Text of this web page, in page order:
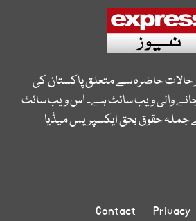
حالات حاضرہ سے متعلق پاکستان کی
والی ویب سائٹ ہے۔ اس ویب سائٹ
جملہ حقوق بحق ایکسپریس میڈیا
Privacy
Contact